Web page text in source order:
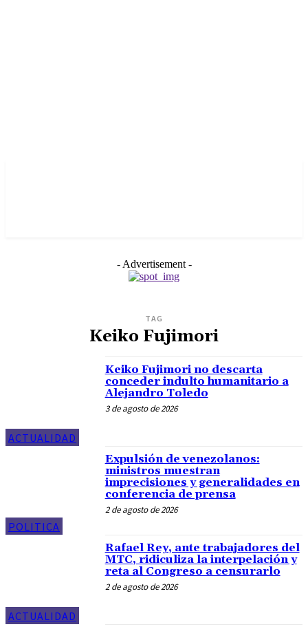
- Advertisement -
TAG
Keiko Fujimori
ACTUALIDAD
Keiko Fujimori no descarta
conceder indulto humanitario a
Alejandro Toledo
3 de agosto de 2026
POLITICA
Expulsión de venezolanos:
ministros muestran
imprecisiones y generalidades en
conferencia de prensa
2 de agosto de 2026
ACTUALIDAD
Rafael Rey, ante trabajadores del
MTC, ridiculiza la interpelación y
reta al Congreso a censurarlo
2 de agosto de 2026